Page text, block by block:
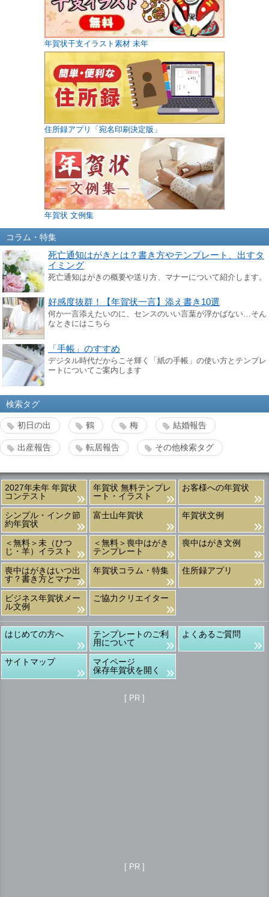
年賀状干支イラスト素材 未年
住所録アプリ「宛名印刷決定版」
年賀状 文例集
コラム・特集
死亡通知はがきとは？書き方やテンプレート、出すタ
イミング
死亡通知はがきの概要や送り方、マナーについて紹介します。
好感度抜群！【年賀状一言】添え書き10選
何か一言添えたいのに、センスのいい言葉が浮かばない…そん
なときにはこちら
「手帳」のすすめ
デジタル時代だからこそ輝く「紙の手帳」の使い方とテンプレ
ートについてご案内します
検索タグ
初日の出 鶴 梅 結婚報告
出産報告 転居報告 その他検索タグ
2027年未年 年賀状
コンテスト
年賀状 無料テンプレ
ート・イラスト
お客様への年賀状
シンプル・インク節
約年賀状
富士山年賀状 年賀状文例
＜無料＞未（ひつ
じ・羊）イラスト
＜無料＞喪中はがき
テンプレート
喪中はがき文例
喪中はがきはいつ出
す？書き方とマナー
年賀状コラム・特集 住所録アプリ
ビジネス年賀状メー
ル文例
ご協力クリエイター
はじめての方へ
テンプレートのご利
用について
よくあるご質問
サイトマップ
マイページ
保存年賀状を開く
[ PR ]
[ PR ]